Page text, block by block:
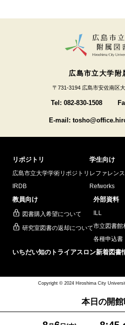
本日の開館
広島市立大学附
〒731-3194 広島市安佐南区
Tel: 082-830-1508
E-mail:
リポジトリ
広島市立大学学術リポジトリ
IRDB
学生向け
レファレン
Refworks
教員向け
図書購入希望について
研究室図書の返却について
外部資料
ILL
市立図書館
各種申込書
いちだい知のトライアスロン新着図書
Copyright © 2024 Hiroshima City